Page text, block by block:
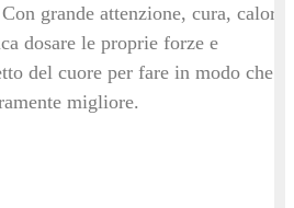
grande attenzione, cura, calore,
dosare le proprie forze e
del cuore per fare in modo che
migliore.